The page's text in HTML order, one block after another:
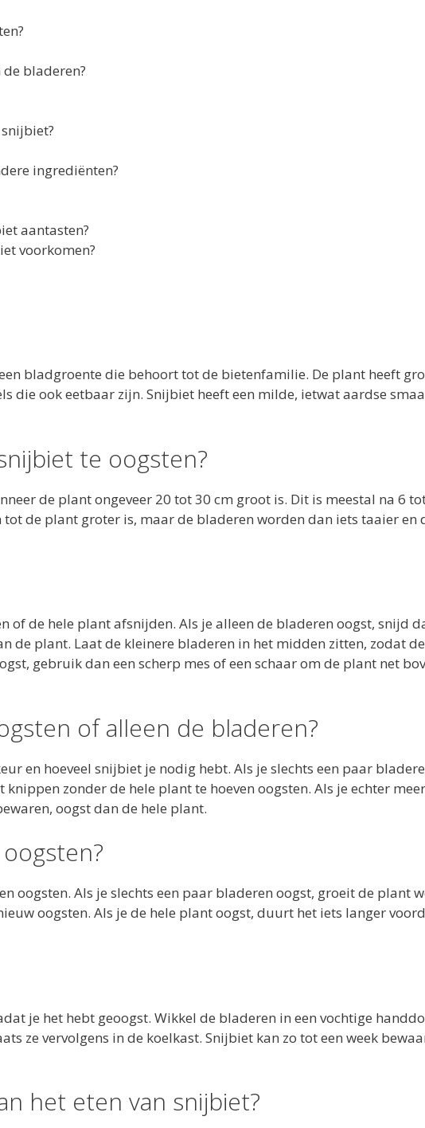
bladeren?
ingrediënten?
aantasten?
voorkomen?
bladgroente die behoort tot de bietenfamilie. De plant heeft
die ook eetbaar zijn. Snijbiet heeft een milde, ietwat aardse
te oogsten?
de plant ongeveer 20 tot 30 cm groot is. Dit is meestal na 6
tot de plant groter is, maar de bladeren worden dan iets taaier en
of de hele plant afsnijden. Als je alleen de bladeren oogst, snijd
de plant. Laat de kleinere bladeren in het midden zitten, zodat
gebruik dan een scherp mes of een schaar om de plant net
of alleen de bladeren?
en hoeveel snijbiet je nodig hebt. Als je slechts een paar
zonder de hele plant te hoeven oogsten. Als je echter
oogst dan de hele plant.
oogsten. Als je slechts een paar bladeren oogst, groeit de plant
oogsten. Als je de hele plant oogst, duurt het iets langer
je het hebt geoogst. Wikkel de bladeren in een vochtige
ze vervolgens in de koelkast. Snijbiet kan zo tot een week
het eten van snijbiet?